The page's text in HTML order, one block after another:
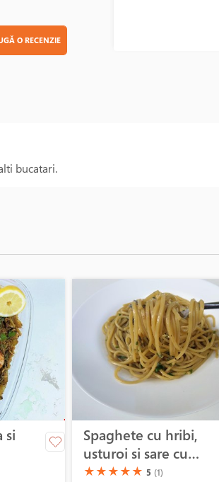
O RECENZIE
bucatari.
si
Spaghete cu hribi,
usturoi si sare cu
trufe
(*)
★(*)
★(*)
★(*)
★(*)
★ 5 (1)